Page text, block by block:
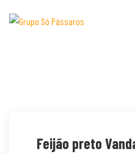
Feijão preto